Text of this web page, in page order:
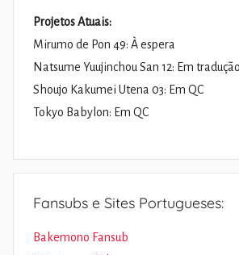
Projetos Atuais:
Mirumo de Pon 49: À espera
Natsume Yuujinchou San 12: Em tradução
Shoujo Kakumei Utena 03: Em QC
Tokyo Babylon: Em QC
Fansubs e Sites Portugueses:
Bakemono Fansub